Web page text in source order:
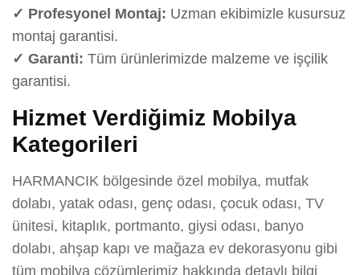
✓ Profesyonel Montaj: Uzman ekibimizle kusursuz
montaj garantisi.
✓ Garanti: Tüm ürünlerimizde malzeme ve işçilik
garantisi.
Hizmet Verdiğimiz Mobilya
Kategorileri
HARMANCIK bölgesinde özel mobilya, mutfak
dolabı, yatak odası, genç odası, çocuk odası, TV
ünitesi, kitaplık, portmanto, giysi odası, banyo
dolabı, ahşap kapı ve mağaza ev dekorasyonu gibi
tüm mobilya çözümlerimiz hakkında detaylı bilgi